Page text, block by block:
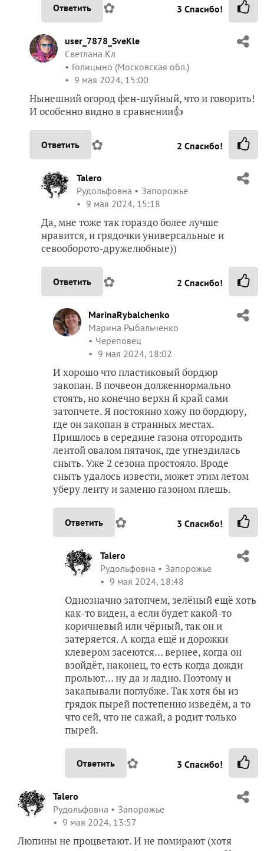
Ответить ✿ 3 Спасибо!
user_7878_SveKle
Светлана Кл
Голицыно (Московская обл.)
9 мая 2024, 15:00
Нынешний огород фен-шуйный, что и говорить!
И особенно видно в сравнении👍
Ответить ✿ 2 Спасибо!
Talero
Рудольфовна
Запорожье
9 мая 2024, 15:18
Да, мне тоже так гораздо более лучше
нравится, и грядочки универсальные и
севооборото-дружелюбные))
Ответить ✿ 2 Спасибо!
MarinaRybalchenko
Марина Рыбальченко
Череповец
9 мая 2024, 18:02
И хорошо что пластиковый бордюр
закопан. В почвеон долженнормально
стоять, но конечно верхн й край сами
затопчете. Я постоянно хожу по бордюру,
где он закопан в странных местах.
Пришлось в середине газона отгородить
лентой овалом пятачок, где угнездилась
сныть. Уже 2 сезона простояло. Вроде
сныть удалось извести, может этим летом
уберу ленту и заменю газоном плешь.
Ответить ✿ 3 Спасибо!
Talero
Рудольфовна
Запорожье
9 мая 2024, 18:48
Однозначно затопчем, зелёный ещё хоть
как-то виден, а если будет какой-то
коричневый или чёрный, так он и
затеряется. А когда ещё и дорожки
клевером засеются… вернее, когда он
взойдёт, наконец, то есть когда дожди
прольют… ну да и ладно. Поэтому и
закапывали поглубже. Так хотя бы из
грядок пырей постепенно изведём, а то
что сей, что не сажай, а родит только
пырей.
Ответить ✿ 3 Спасибо!
Talero
Рудольфовна
Запорожье
9 мая 2024, 13:57
Люпины не процветают. И не помирают (хотя